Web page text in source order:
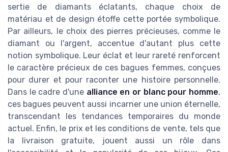
sertie de diamants éclatants, chaque choix de
matériau et de design étoffe cette portée symbolique.
Par ailleurs, le choix des pierres précieuses, comme le
diamant ou l'argent, accentue d'autant plus cette
notion symbolique. Leur éclat et leur rareté renforcent
le caractère précieux de ces bagues femmes, conçues
pour durer et pour raconter une histoire personnelle.
Dans le cadre d'une alliance en or blanc pour homme,
ces bagues peuvent aussi incarner une union éternelle,
transcendant les tendances temporaires du monde
actuel. Enfin, le prix et les conditions de vente, tels que
la livraison gratuite, jouent aussi un rôle dans